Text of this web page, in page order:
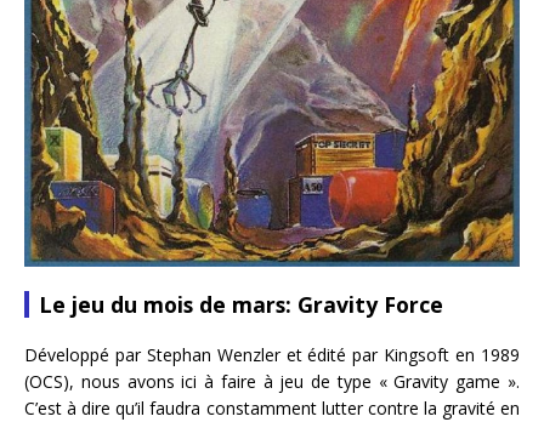
Le jeu du mois de mars: Gravity Force
Développé par Stephan Wenzler et édité par Kingsoft en 1989
(OCS), nous avons ici à faire à jeu de type « Gravity game ».
C’est à dire qu’il faudra constamment lutter contre la gravité en